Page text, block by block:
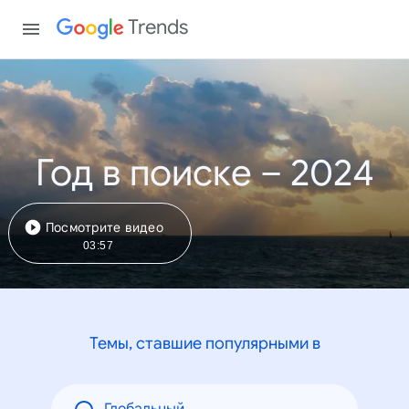
Trends
Год в поиске – 2024
Посмотрите видео
03:57
Темы, ставшие популярными в